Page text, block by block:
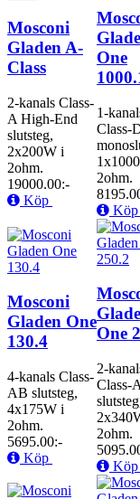
Mosconi
Gladen A-
Class
2-kanals Class-
A High-End
slutsteg,
2x200W i
2ohm.
19000.00:-
Köp
One
1-
Class-
2ohm.
Köp
Mosconi
Gladen One
130.4
4-kanals Class-
AB slutsteg,
4x175W i
2ohm.
5695.00:-
Köp
One
2-
Class-
2ohm.
Köp